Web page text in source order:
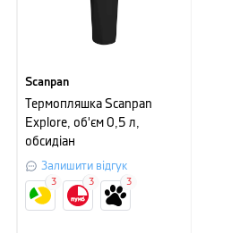
Scanpan
Термопляшка Scanpan
Explore, об'єм 0,5 л,
обсидіан
Залишити відгук
3 3 3